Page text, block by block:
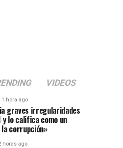
VIDEOS
1 hora ago
graves irregularidades
y lo califica como un
corrupción»
horas ago